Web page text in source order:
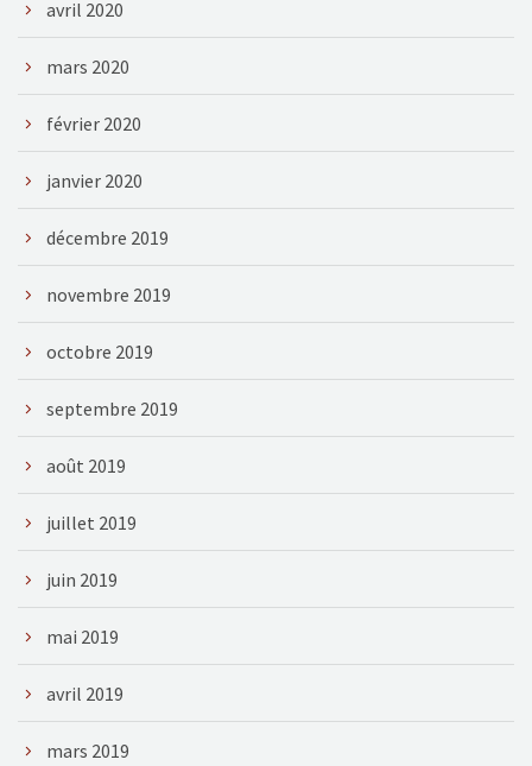
avril 2020
mars 2020
février 2020
janvier 2020
décembre 2019
novembre 2019
octobre 2019
septembre 2019
août 2019
juillet 2019
juin 2019
mai 2019
avril 2019
mars 2019